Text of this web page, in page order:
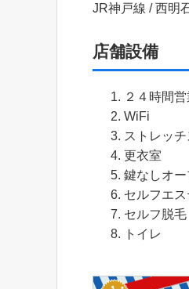
JR神戸線 / 西
店舗設備
２４時間営
WiFi
ストレッ
更衣室
鍵なしオ
セルフエス
セルフ脱毛
トイレ